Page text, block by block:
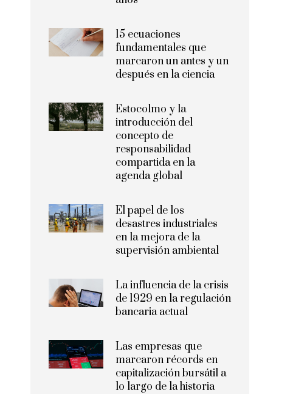
15 ecuaciones
fundamentales que
marcaron un antes y un
después en la ciencia
Estocolmo y la
introducción del
concepto de
responsabilidad
compartida en la
agenda global
El papel de los
desastres industriales
en la mejora de la
supervisión ambiental
La influencia de la crisis
de 1929 en la regulación
bancaria actual
Las empresas que
marcaron récords en
capitalización bursátil a
lo largo de la historia